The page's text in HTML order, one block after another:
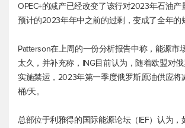
OPEC+的减产已经改变了该行对2023年石油
预计的2023年年中之前的过剩，变成了全年的
Patterson在上周的一份分析报告中称，能源市
太久，并补充称，ING目前认为，随着欧盟对
实施禁运，2023年第一季度俄罗斯原油供应
桶/天。
总部位于利雅得的国际能源论坛（IEF）认为，